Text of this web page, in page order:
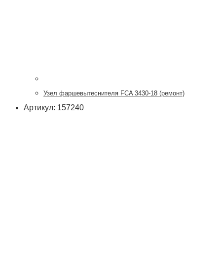
Узел фаршевытеснителя FCA 3430-18 (ремонт)
Артикул: 157240